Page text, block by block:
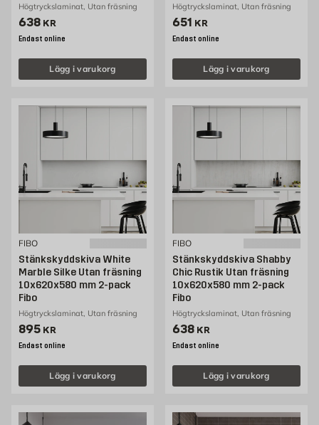
Högtryckslaminat, Utan fräsning
Pris 638 kr
638 KR
Endast online
Lägg i varukorg
Högtryckslaminat, Utan fräsning
Pris 651 kr
651 KR
Endast online
Lägg i varukorg
FIBO
Stänkskyddskiva White
Marble Silke Utan fräsning
10x620x580 mm 2-pack
Fibo
Högtryckslaminat, Utan fräsning
Pris 895 kr
895 KR
Endast online
Lägg i varukorg
FIBO
Stänkskyddskiva Shabby
Chic Rustik Utan fräsning
10x620x580 mm 2-pack
Fibo
Högtryckslaminat, Utan fräsning
Pris 638 kr
638 KR
Endast online
Lägg i varukorg